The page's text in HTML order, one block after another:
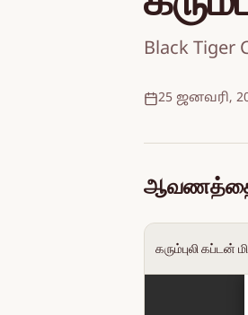
Black Tiger
25 ஜனவரி,
ஆவணத்தைப்
கரும்புலி கப்டன்